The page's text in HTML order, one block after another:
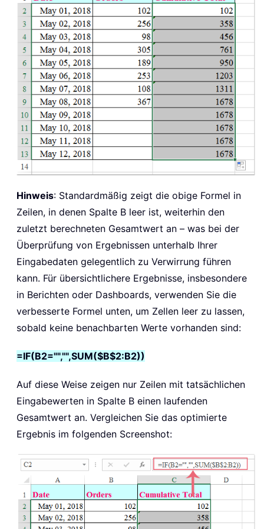
Hinweis: Standardmäßig zeigt die obige Formel in
Zeilen, in denen Spalte B leer ist, weiterhin den
zuletzt berechneten Gesamtwert an – was bei der
Überprüfung von Ergebnissen unterhalb Ihrer
Eingabedaten gelegentlich zu Verwirrung führen
kann. Für übersichtlichere Ergebnisse, insbesondere
in Berichten oder Dashboards, verwenden Sie die
verbesserte Formel unten, um Zellen leer zu lassen,
sobald keine benachbarten Werte vorhanden sind:
=IF(B2="","",SUM($B$2:B2))
Auf diese Weise zeigen nur Zeilen mit tatsächlichen
Eingabewerten in Spalte B einen laufenden
Gesamtwert an. Vergleichen Sie das optimierte
Ergebnis im folgenden Screenshot: